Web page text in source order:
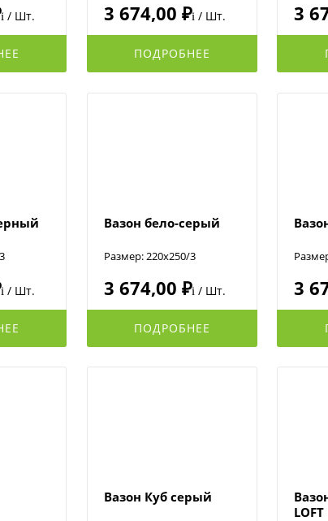
i/ Шт. 3 674,00 ₽i/ Шт.
ПОДРОБНЕЕ
3
i / Шт.
Вазон бело-серый
Размер: 220x250/3
3 674,00 ₽i / Шт.
ПОДРОБНЕЕ
3
Вазон Куб серый
LOFT